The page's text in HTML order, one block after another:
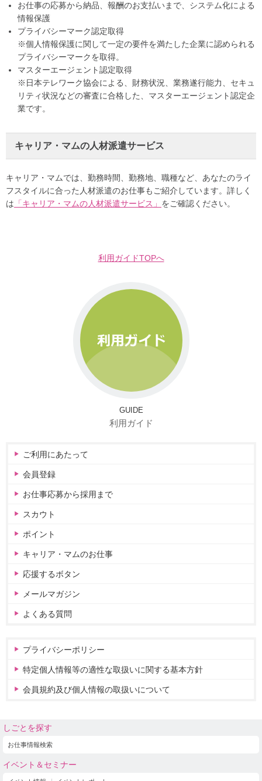
お仕事の応募から納品、報酬のお支払いまで、システム化による
情報保護
プライバシーマーク認定取得
※個人情報保護に関して一定の要件を満たした企業に認められる
プライバシーマークを取得。
マスターエージェント認定取得
※日本テレワーク協会による、財務状況、業務遂行能力、セキュ
リティ状況などの審査に合格した、マスターエージェント認定企
業です。
キャリア・マムの人材派遣サービス
キャリア・マムでは、勤務時間、勤務地、職種など、あなたのライ
フスタイルに合った人材派遣のお仕事もご紹介しています。詳しく
は 「キャリア・マムの人材派遣サービス」 をご確認ください。
利用ガイドTOPへ
GUIDE
利用ガイド
ご利用にあたって
会員登録
お仕事応募から採用まで
スカウト
ポイント
キャリア・マムのお仕事
応援するボタン
メールマガジン
よくある質問
プライバシーポリシー
特定個人情報等の適性な取扱いに関する基本方針
会員規約及び個人情報の取扱いについて
しごとを探す
お仕事情報検索
イベント＆セミナー